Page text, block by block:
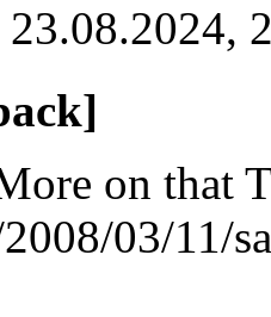
23.08.2024,
on that
03/11/